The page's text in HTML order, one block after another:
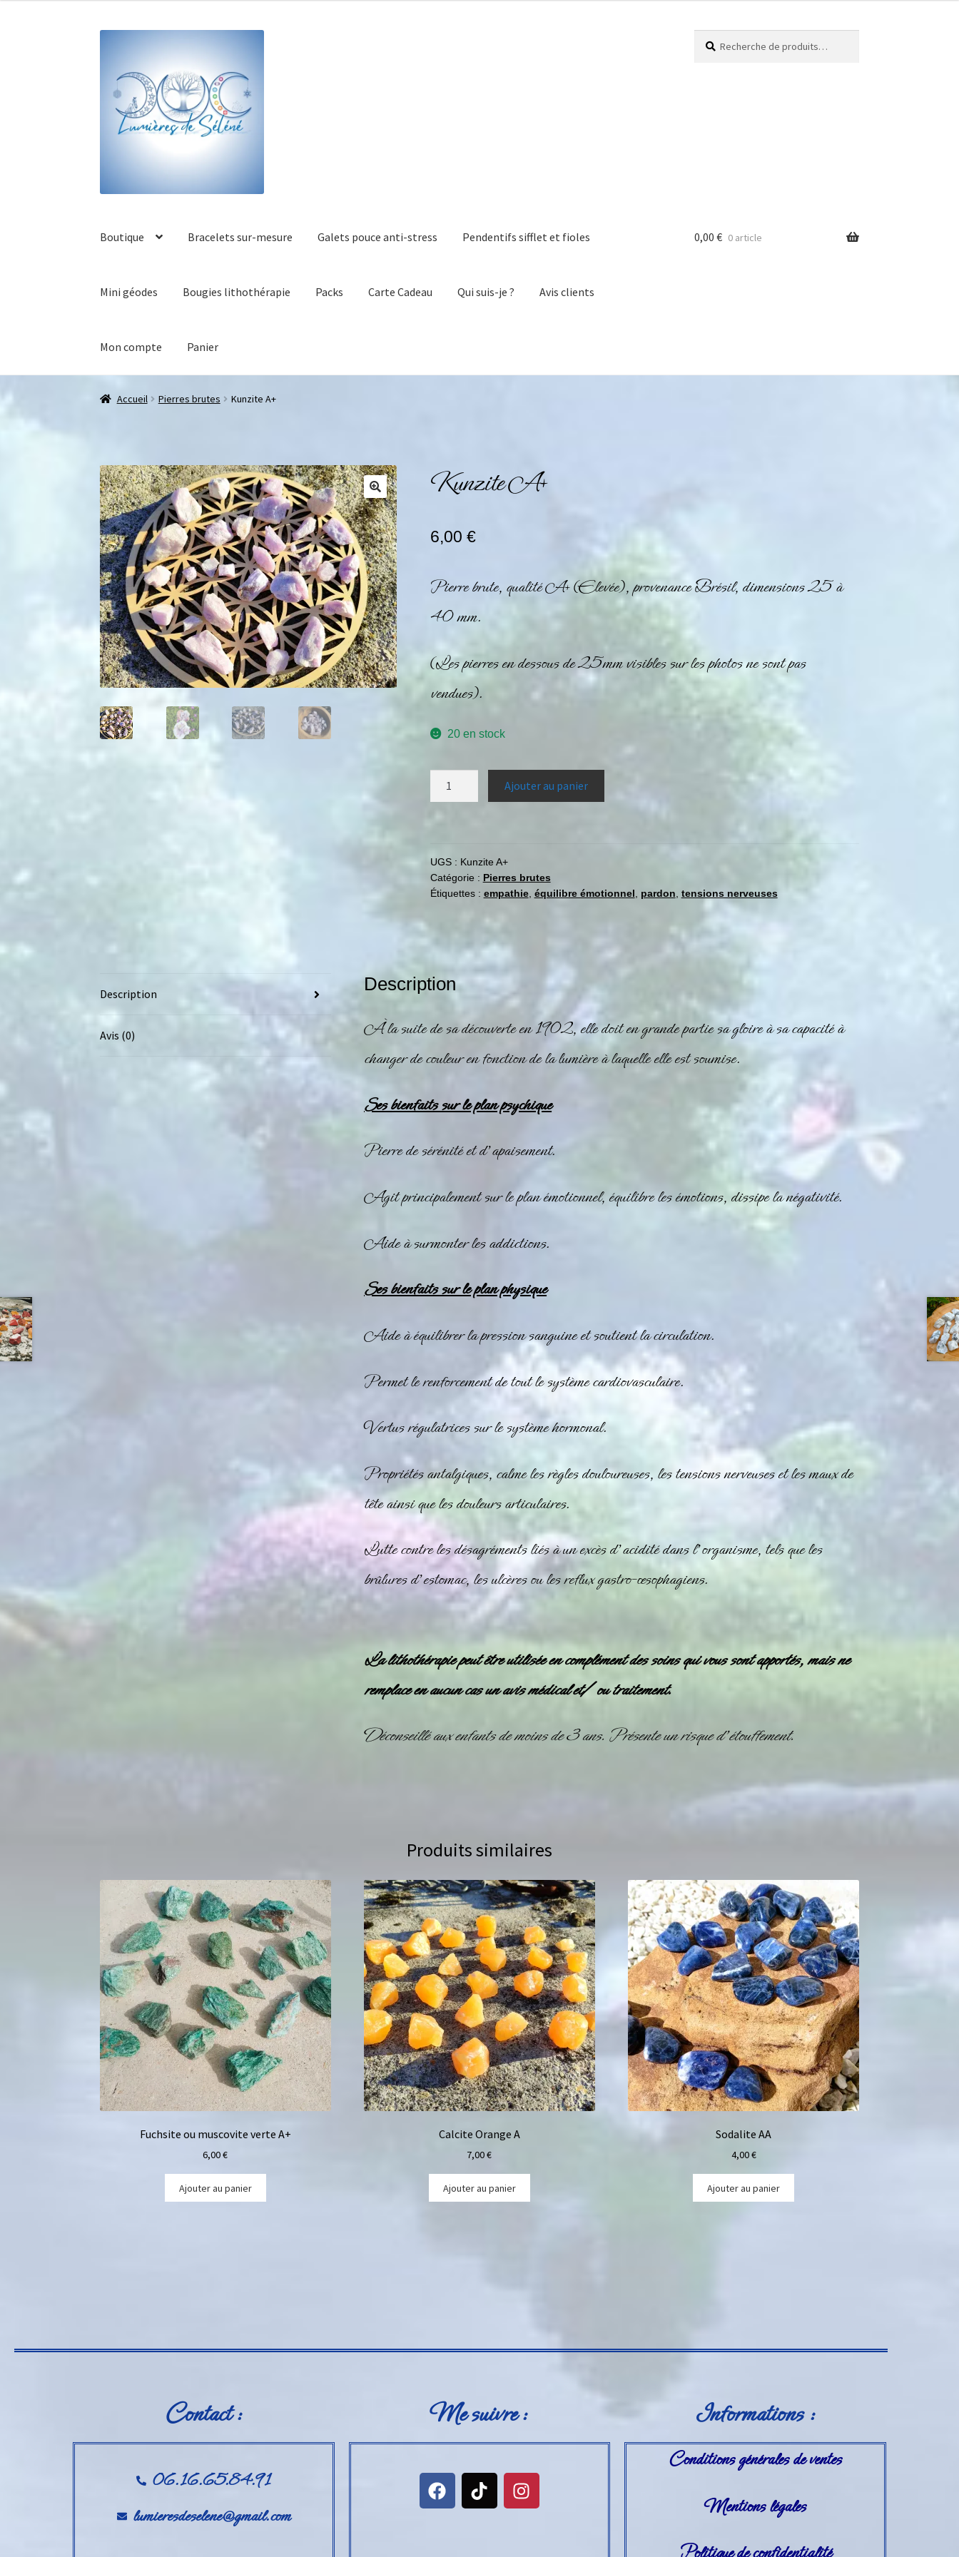
Boutique Bracelets sur-mesure Galets pouce anti-stress Pendentifs sifflet et fioles
Mini géodes Bougies lithothérapie Packs Carte Cadeau Qui suis-je ? Avis clients
Mon compte Panier
0,00 € 0 article
Accueil Pierres brutes Kunzite A+
Kunzite A+
6,00 €
Pierre brute, qualité A+ (Elevée), provenance Brésil, dimensions 25 à
40 mm.
(Les pierres en dessous de 25mm visibles sur les photos ne sont pas
vendues).
20 en stock
Ajouter au panier
UGS : Kunzite A+
Catégorie : Pierres brutes
Étiquettes : empathie, équilibre émotionnel pardon tensions nerveuses
Description
Avis (0)
Description
À la suite de sa découverte en 1902, elle doit en grande partie sa gloire à sa capacité à
changer de couleur en fonction de la lumière à laquelle elle est soumise.
Ses bienfaits sur le plan psychique
Pierre de sérénité et d’apaisement.
Agit principalement sur le plan émotionnel, équilibre les émotions, dissipe la négativité.
Aide à surmonter les addictions.
Ses bienfaits sur le plan physique
Aide à équilibrer la pression sanguine et soutient la circulation.
Permet le renforcement de tout le système cardiovasculaire.
Vertus régulatrices sur le système hormonal.
Propriétés antalgiques, calme les règles douloureuses, les tensions nerveuses et les maux de
tête ainsi que les douleurs articulaires.
Lutte contre les désagréments liés à un excès d’acidité dans l’organisme, tels que les
brûlures d’estomac, les ulcères ou les reflux gastro-œsophagiens.
Lalithothérapiepeut être utilisée en complément des soins qui vous sont apportés, mais ne
remplace en aucun cas un avis médical et/ ou traitement.
Déconseillé aux enfants de moins de 3 ans. Présente un risque d’étouffement.
Produits similaires
Fuchsite ou muscovite verte A+
6,00€
Ajouter au panier
Calcite Orange A
7,00€
Ajouter au panier
Sodalite AA
4,00€
Ajouter au panier
Contact : Me suivre : Informations :
06.16.65.84.91
lumieresdeselene@gmail.com
Conditions générales de ventes
Mentions légales